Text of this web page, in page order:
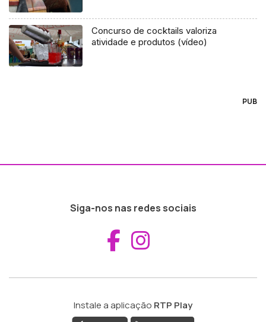
Concurso de cocktails valoriza
atividade e produtos (vídeo)
PUB
Siga-nos nas redes sociais
Aceder ao
Instale a aplicação RTP Play